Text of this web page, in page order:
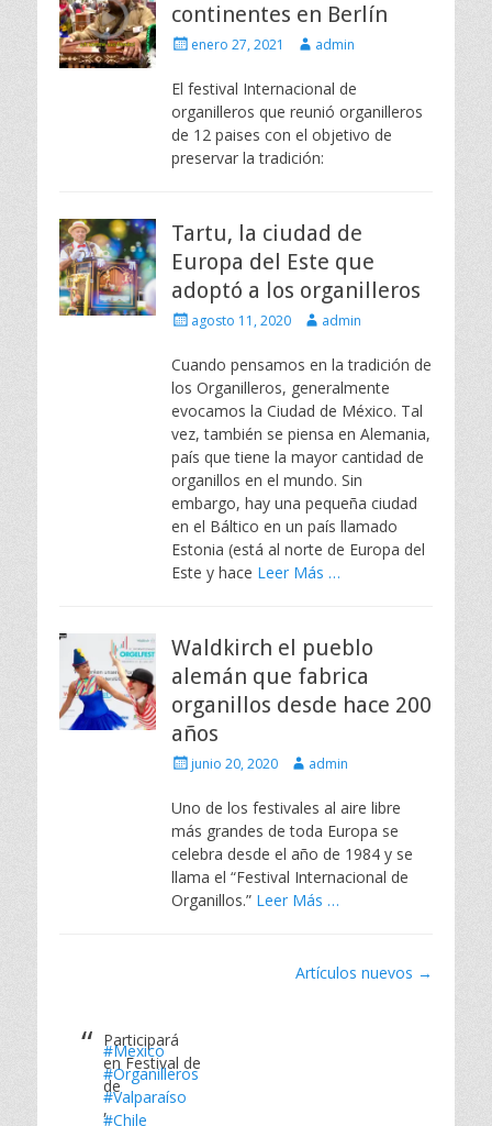
continentes en Berlín
Escritoenero 27, 2021 Autoradmin
El festival Internacional de
organilleros que reunió organilleros
de 12 paises con el objetivo de
preservar la tradición:
Tartu, la ciudad de
Europa del Este que
adoptó a los organilleros
Escritoagosto 11, 2020 Autoradmin
Cuando pensamos en la tradición de
los Organilleros, generalmente
evocamos la Ciudad de México. Tal
vez, también se piensa en Alemania,
país que tiene la mayor cantidad de
organillos en el mundo. Sin
embargo, hay una pequeña ciudad
en el Báltico en un país llamado
Estonia (está al norte de Europa del
Este y hace Leer Más …
Waldkirch el pueblo
alemán que fabrica
organillos desde hace 200
años
Escritojunio 20, 2020 Autoradmin
Uno de los festivales al aire libre
más grandes de toda Europa se
celebra desde el año de 1984 y se
llama el “Festival Internacional de
Organillos.” Leer Más …
artículos
Artículos nuevos →
Participará
#Mexico
en Festival de
#Organilleros
de
#Valparaíso
,
#Chile